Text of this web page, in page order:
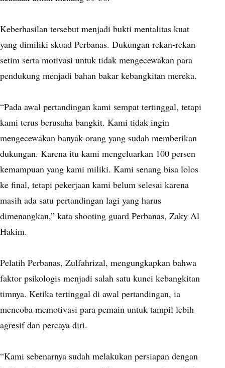
Keberhasilan tersebut menjadi bukti mentalitas kuat
yang dimiliki skuad Perbanas. Dukungan rekan-rekan
setim serta motivasi untuk tidak mengecewakan para
pendukung menjadi bahan bakar kebangkitan mereka.
“Pada awal pertandingan kami sempat tertinggal, tetapi
kami terus berusaha bangkit. Kami tidak ingin
mengecewakan banyak orang yang sudah memberikan
dukungan. Karena itu kami mengeluarkan 100 persen
kemampuan yang kami miliki. Kami senang bisa lolos
ke final, tetapi pekerjaan kami belum selesai karena
masih ada satu pertandingan lagi yang harus
dimenangkan,” kata shooting guard Perbanas, Zaky Al
Hakim.
Pelatih Perbanas, Zulfahrizal, mengungkapkan bahwa
faktor psikologis menjadi salah satu kunci kebangkitan
timnya. Ketika tertinggal di awal pertandingan, ia
mencoba memotivasi para pemain untuk tampil lebih
agresif dan percaya diri.
“Kami sebenarnya sudah melakukan persiapan dengan